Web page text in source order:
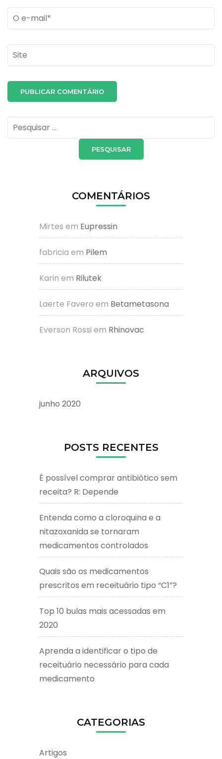
Email *
Site
Pesquisar
por:
COMENTÁRIOS
Mirtes em Eupressin
fabricia em Pilem
Karin em Rilutek
Laerte Favero em Betametasona
Everson Rossi em Rhinovac
ARQUIVOS
junho 2020
POSTS RECENTES
É possível comprar antibiótico sem
receita? R: Depende
Entenda como a cloroquina e a
nitazoxanida se tornaram
medicamentos controlados
Quais são os medicamentos
prescritos em receituário tipo “C1”?
Top 10 bulas mais acessadas em
2020
Aprenda a identificar o tipo de
receituário necessário para cada
medicamento
CATEGORIAS
Artigos